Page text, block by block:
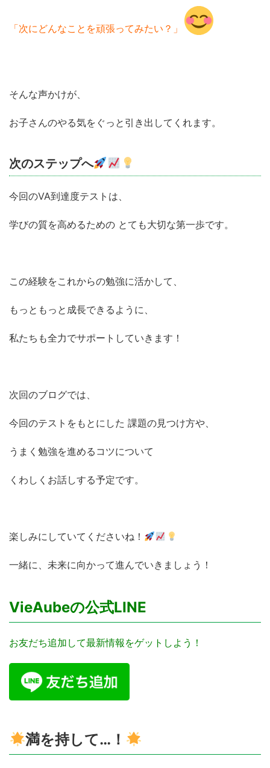
「次にどんなことを頑張ってみたい？」
そんな声かけが、
お子さんのやる気をぐっと引き出してくれます。
次のステップへ
今回のVA到達度テストは、
学びの質を高めるための とても大切な第一歩です。
この経験をこれからの勉強に活かして、
もっともっと成長できるように、
私たちも全力でサポートしていきます！
次回のブログでは、
今回のテストをもとにした 課題の見つけ方や、
うまく勉強を進めるコツについて
くわしくお話しする予定です。
楽しみにしていてくださいね！
一緒に、未来に向かって進んでいきましょう！
VieAubeの公式LINE
お友だち追加して最新情報をゲットしよう！
満を持して…！